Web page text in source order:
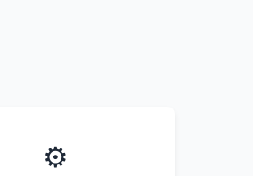
⚙️